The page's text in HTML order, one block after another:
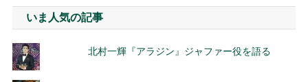
いま人気の記事
北村一輝『アラジン』ジャファー役を語る